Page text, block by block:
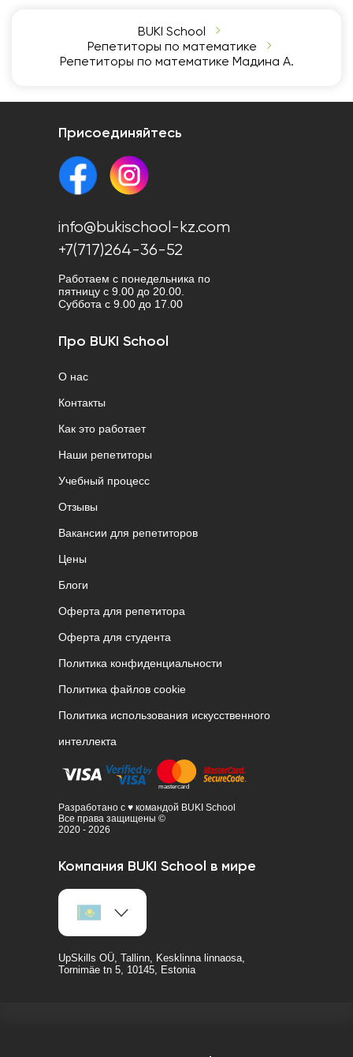
BUKI School
Репетиторы по математике
Репетиторы по математике Мадина А.
Присоединяйтесь
info@bukischool-kz.com
+7(717)264-36-52
Работаем с понедельника по
пятницу с 9.00 до 20.00.
Cуббота с 9.00 до 17.00
Про BUKI School
О нас
Контакты
Как это работает
Наши репетиторы
Учебный процесс
Отзывы
Вакансии для репетиторов
Цены
Блоги
Оферта для репетитора
Оферта для студента
Политика конфиденциальности
Политика файлов cookie
Политика использования искусственного
интеллекта
Разработано с ♥ командой BUKI School
Все права защищены ©
2020 - 2026
Компания BUKI School в мире
UpSkills OÜ, Tallinn, Kesklinna linnaosa,
Tornimäe tn 5, 10145, Estonia